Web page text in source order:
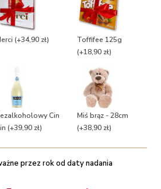
(+34,90 zł)
Toffifee 125g
(+18,90 zł)
Cin
(+39,90 zł)
Miś brąz - 28cm
(+38,90 zł)
przez rok od daty nadania